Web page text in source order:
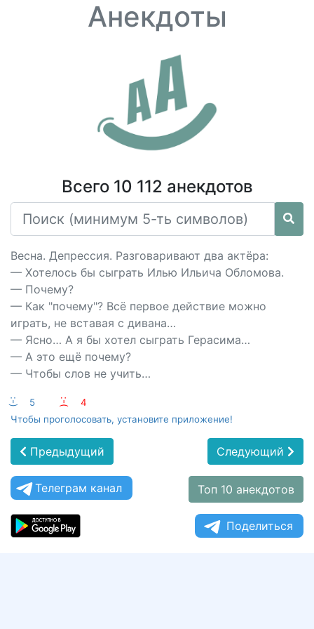
Анекдоты
Всего 10 112 анекдотов
Весна. Депрессия. Разговаривают два актёра:
— Хотелось бы сыграть Илью Ильича Обломова.
— Почему?
— Как "почему"? Всё первое действие можно
играть, не вставая с дивана…
— Ясно… А я бы хотел сыграть Герасима…
— А это ещё почему?
— Чтобы слов не учить…
:-) 5 :-(
4
Чтобы проголосовать, установите приложение!
Предыдущий Следующий
Телеграм канал Топ 10 анекдотов
Поделиться